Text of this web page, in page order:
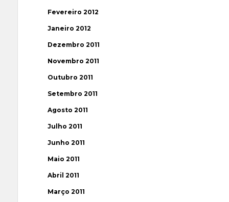
Fevereiro 2012
Janeiro 2012
Dezembro 2011
Novembro 2011
Outubro 2011
Setembro 2011
Agosto 2011
Julho 2011
Junho 2011
Maio 2011
Abril 2011
Março 2011